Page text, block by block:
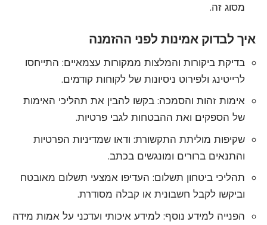
מסוג זה.
איך לבדוק אמינות לפני ההזמנה
בדיקת ביקורות והמלצות ממקורות עצמאיים: התייחסו
לרייטינג ולפירוט ניסיונות של לקוחות קודמים.
אימות זהות והסמכה: בקשו להבין את תהליכי האימות
של הספקים ואת ההבטחות לגבי פרטיות.
שקיפות מוליתת התקשורת: ודאו שמדיניות הפרטיות
והתנאים ברורים ומונגשים בכתב.
תהליכי ביטחון תשלום: העדיפו אמצעי תשלום מאובטח
וביקשו לקבל חשבונית או קבלה מסודרת.
הפנייה למידע נוסף: למידע איכותי ועדכני על אמות מידה